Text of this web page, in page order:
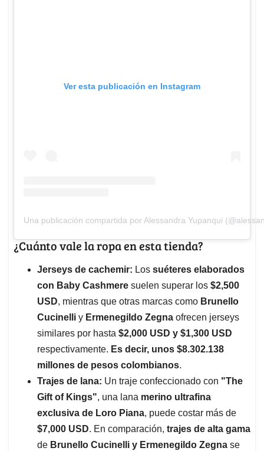
Ver esta publicación en Instagram
Una publicación compartida por Alessandra Yupanqui
¿Cuánto vale la ropa en esta tienda?
Jerseys de cachemir: Los suéteres elaborados
con Baby Cashmere suelen superar los $2,500
USD, mientras que otras marcas como Brunello
Cucinelli y Ermenegildo Zegna ofrecen jerseys
similares por hasta $2,000 USD y $1,300 USD
respectivamente. Es decir, unos $8.302.138
millones de pesos colombianos.
Trajes de lana: Un traje confeccionado con "The
Gift of Kings", una lana merino ultrafina
exclusiva de Loro Piana, puede costar más de
$7,000 USD. En comparación, trajes de alta gama
de Brunello Cucinelli y Ermenegildo Zegna se